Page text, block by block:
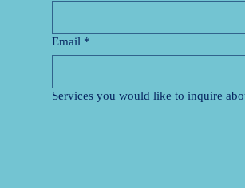
Email *
Services you would like to inquire